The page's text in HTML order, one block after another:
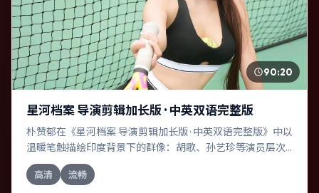
90:20
星河档案 导演剪辑加长版 · 中英双语完整版
朴赞郁在《星河档案 导演剪辑加长版 · 中英双语完整版》中以
温暖笔触描绘印度背景下的群像：胡歌、孙艺珍等演员层次
丰富。作为一部惊悚作品，故事从日常裂缝切入，逐步推向
不可逆转的结局；视听语言统一，情感落点克制有力。
高清 流畅